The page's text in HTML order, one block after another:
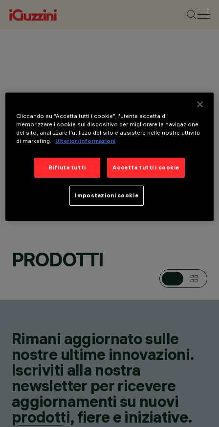
PARETE, PROIETTORI
MULTIPLI DA PALO /
PARETE, PROIETTORI
PRODOTTI
PRODOTTI
Rimani aggiornato sulle
nostre ultime innovazioni.
Iscriviti alla nostra
newsletter per ricevere
aggiornamenti su nuovi
prodotti, fiere e iniziative.
Cliccando su “Accetta tutti i cookie”, l'utente accetta di
memorizzare i cookie sul dispositivo per migliorare la navigazione
del sito, analizzare l'utilizzo del sito e assistere nelle nostre attività
di marketing.
Ulteriori informazioni
Rifiuta tutti Accetta tutti i cookie
Impostazioni cookie